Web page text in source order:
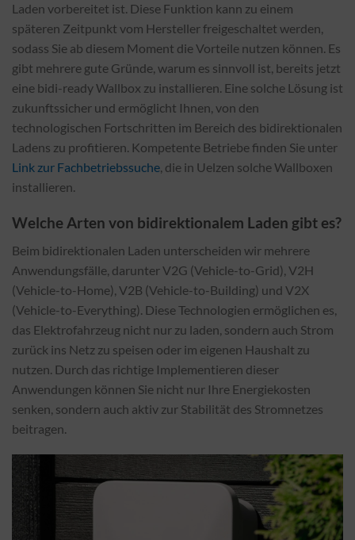
Laden vorbereitet ist. Diese Funktion kann zu einem
späteren Zeitpunkt vom Hersteller freigeschaltet werden,
sodass Sie ab diesem Moment die Vorteile nutzen können. Es
gibt mehrere gute Gründe, warum es sinnvoll ist, bereits jetzt
eine bidi-ready Wallbox zu installieren. Eine solche Lösung ist
zukunftssicher und ermöglicht Ihnen, von den
technologischen Fortschritten im Bereich des bidirektionalen
Ladens zu profitieren. Kompetente Betriebe finden Sie unter
Link zur Fachbetriebssuche, die in Uelzen solche Wallboxen
installieren.
Welche Arten von bidirektionalem Laden gibt es?
Beim bidirektionalen Laden unterscheiden wir mehrere
Anwendungsfälle, darunter V2G (Vehicle-to-Grid), V2H
(Vehicle-to-Home), V2B (Vehicle-to-Building) und V2X
(Vehicle-to-Everything). Diese Technologien ermöglichen es,
das Elektrofahrzeug nicht nur zu laden, sondern auch Strom
zurück ins Netz zu speisen oder im eigenen Haushalt zu
nutzen. Durch das richtige Implementieren dieser
Anwendungen können Sie nicht nur Ihre Energiekosten
senken, sondern auch aktiv zur Stabilität des Stromnetzes
beitragen.